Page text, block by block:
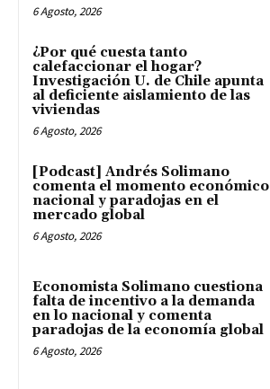
6 Agosto, 2026
¿Por qué cuesta tanto
calefaccionar el hogar?
Investigación U. de Chile apunta
al deficiente aislamiento de las
viviendas
6 Agosto, 2026
[Podcast] Andrés Solimano
comenta el momento económico
nacional y paradojas en el
mercado global
6 Agosto, 2026
Economista Solimano cuestiona
falta de incentivo a la demanda
en lo nacional y comenta
paradojas de la economía global
6 Agosto, 2026